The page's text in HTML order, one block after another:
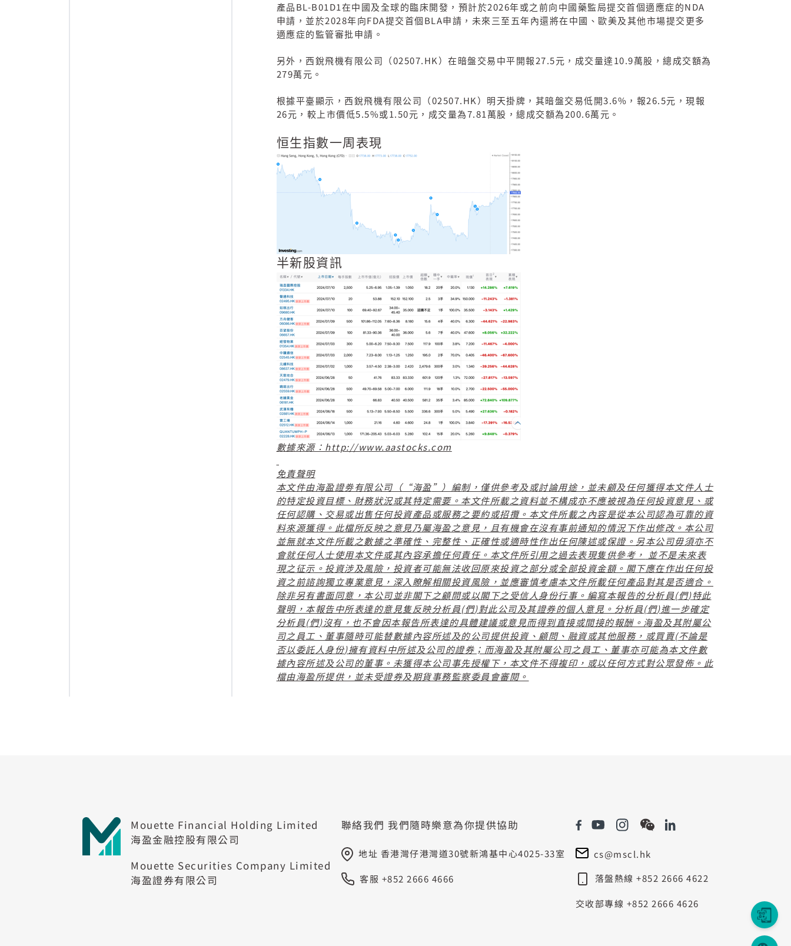
產品 BL-B01D1在中國及全球的臨床開發，預計於2026年或之前向中國藥監局提交首個適應症的NDA
申請，並於2028年向FDA提交首個 BLA申請，未來三至五年內還將在中國、歐美及其他市場提交更多
適應症的監管審批申請。
另外，西銳飛機有限公司（ 02507.HK ）在暗盤交易中平開報27.5元，成交量達 10.9萬股，總成交額為
279萬元。
根據平臺顯示，西銳飛機有限公司（ 02507.HK ）明天掛牌，其暗盤交易低開3.6% ，報26.5元，現報
26元，較上市價低5.5%或1.50元，成交量為7.81 萬股，總成交額為200.6萬元。
恒生指數一周表現
半新股資訊
數據來源： http://www.aastocks.com
免責聲明
本文件由海盈證劵有限公司（“海盈 ” ）編制，僅供參考及或討論用途，並未顧及任何獲得本文件人士
的特定投資目標、財務狀況或其特定需要。本文件所載之資料並不構成亦不應被視為任何投資意見、或
任何認購、交易或出售任何投資產品或服務之要約或招攬。本文件所載之內容是從本公司認為可靠的資
料來源獲得。此檔所反映之意見乃屬海盈之意見，且有機會在沒有事前通知的情況下作出修改。本公司
並無就本文件所載之數據之準確性、完整性、正確性或適時性作出任何陳述或保證。另本公司毋須亦不
會就任何人士使用本文件或其內容承擔任何責任。本文件所引用之過去表現隻供參考，
並不是未來表
現之征示。投資涉及風險，投資者可能無法收回原來投資之部分或全部投資金額。閣下應在作出任何投
資之前諮詢獨立專業意見，深入瞭解相關投資風險，並應審慎考慮本文件所載任何產品對其是否適合。
除非另有書面同意，本公司並非閣下之顧問或以閣下之受信人身份行事。編寫本報告的分析員(們)特此
聲明，本報告中所表達的意見隻反映分析員(們)對此公司及其證券的個人意見。分析員(們)進一步確定
分析員(們)沒有，也不會因本報告所表達的具體建議或意見而得到直接或間接的報酬。海盈及其附屬公
司之員工、董事隨時可能替數據內容所述及的公司提供投資、顧問、融資或其他服務，或買賣(不論是
否以委託人身份)擁有資料中所述及公司的證券；而海盈及其附屬公司之員工、董事亦可能為本文件數
據內容所述及公司的董事。未獲得本公司事先授權下，本文件不得複印，或以任何方式對公眾發佈。此
檔由海盈所提供，並未受證券及期貨事務監察委員會審閱。
Mouette Financial Holding Limited
海盈金融控股有限公司
Mouette Securities Company Limited
海盈證券有限公司
聯絡我們 我們隨時樂意為你提供協助
地址 香港灣仔港灣道30號新鴻基中心4025-33室
客服 +852 2666 4666
cs@mscl.hk
落盤熱線 +852 2666 4622
交收部專線 +852 2666 4626